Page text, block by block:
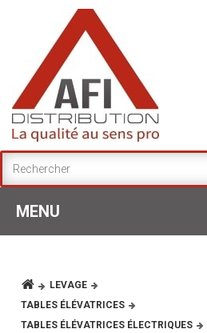
MENU
LEVAGE
TABLES ÉLÉVATRICES
TABLES ÉLÉVATRICES ÉLECTRIQUES